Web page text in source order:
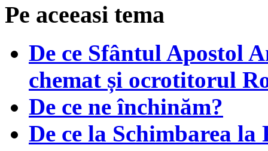
Pe aceeasi tema
De ce Sfântul Apostol
chemat și ocrotitorul
De ce ne închinăm?
De ce la Schimbarea